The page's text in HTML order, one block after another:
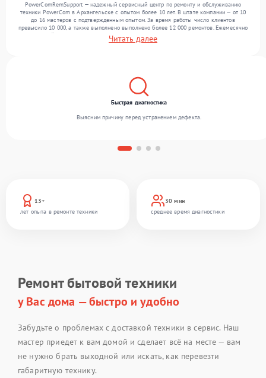
PowerComRemSupport — надежный сервисный центр по ремонту и обслуживанию
техники PowerCom в Архангельске с опытом более 10 лет. В штате компании — от 10
до 16 мастеров с подтвержденным опытом. За время работы число клиентов
превысило 10 000, а также выполнено выполнено более 12 000 ремонтов. Ежемесячно
в сервисный центр поступает свыше 300 единиц техники, включая , , . Мы устраняем
поломки любой сложности и гарантируем высокое качество обслуживания благодаря
Читать далее
13+
лет опыта в ремонте техники
30 мин
среднее время диагностики
Быстрая диагностика
Выясним причину перед устранением дефекта.
Ремонт бытовой техники
у Вас дома — быстро и удобно
Забудьте о проблемах с доставкой техники в сервис. Наш
мастер приедет к вам домой и сделает всё на месте — вам
не нужно брать выходной или искать, как перевезти
габаритную технику.